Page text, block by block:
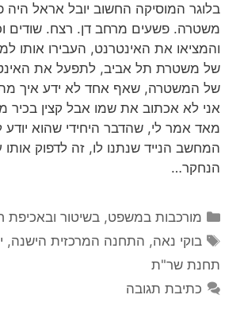
בלוגר המוסיקה החשוב יובל אראל היה
משטרה. פשעים מרחב דן. רצח. שודים
והמציאו את האינטרנט, העבירו אותו
של משטרת תל אביב, לתפעל את
של המשטרה, שאף אחד לא ידע איך
אני לא אכתוב את שמו אבל קצין בכיר
מאד אמר לי, שהדבר היחידי שהוא
המחשב הנייד שנתנו לו, זה לדפוק
הנחקר…
קטגוריות
מורכבות במשפט, בשיטור ובאכיפת
תגיות
בוקי נאה, התחנה המרכזית הישנה,
תחנת שר"ת
כתיבת תגובה